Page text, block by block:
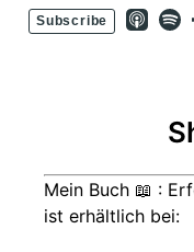
Subscribe
Mein Buch 📖 :
ist erhältlich bei: